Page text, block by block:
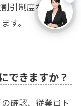
引制度など、状
す。
できますか？
確認、従業員ト